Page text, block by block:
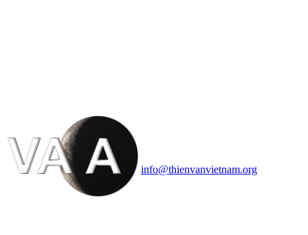
info@thienvanvietnam.org